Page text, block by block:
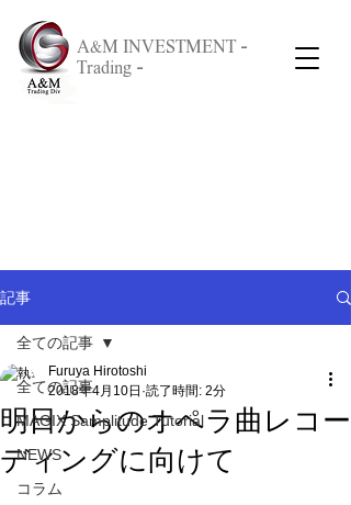
A&M INVESTMENT -
Trading -
記事
全ての記事
MAGIX Samplitude Tutorial
NEWS
コラム
全ての記事
明日からのオペラ曲レコー
ディングに向けて
Furuya Hirotoshi
2018年4月10日 読了時間: 2分